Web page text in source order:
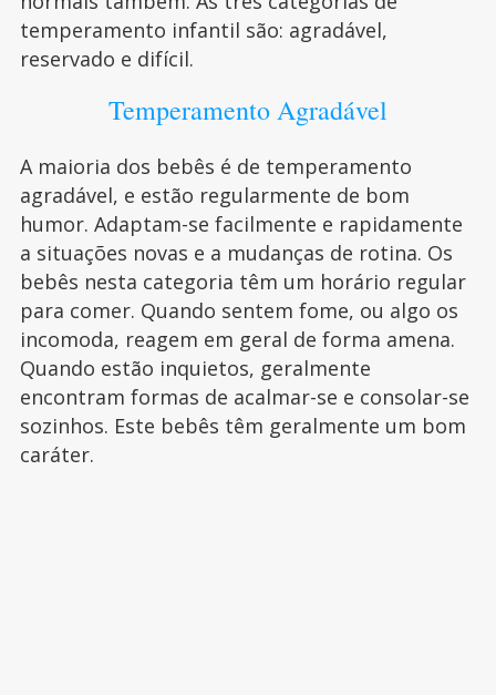
temperamento infantil são: agradável,
reservado e difícil.
Temperamento Agradável
A maioria dos bebês é de temperamento
agradável, e estão regularmente de bom
humor. Adaptam-se facilmente e rapidamente
a situações novas e a mudanças de rotina. Os
bebês nesta categoria têm um horário regular
para comer. Quando sentem fome, ou algo os
incomoda, reagem em geral de forma amena.
Quando estão inquietos, geralmente
encontram formas de acalmar-se e consolar-se
sozinhos. Este bebês têm geralmente um bom
caráter.